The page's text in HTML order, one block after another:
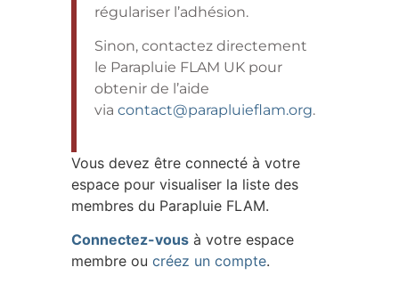
régulariser l’adhésion.
Sinon, contactez directement
le Parapluie FLAM UK pour
obtenir de l’aide
via contact@parapluieflam.org.
Vous devez être connecté à votre
espace pour visualiser la liste des
membres du Parapluie FLAM.
Connectez-vous à votre espace
membre ou créez un compte.